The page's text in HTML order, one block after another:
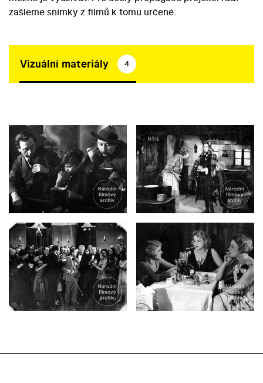
zašleme snímky z filmů k tomu určené.
Vizuální materiály 4